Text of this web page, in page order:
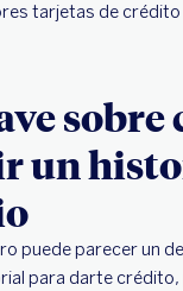
tarjetas de
sobre
un
puede parecer un
para darte